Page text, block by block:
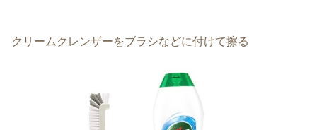
クリームクレンザーをブラシなどに付けて擦る